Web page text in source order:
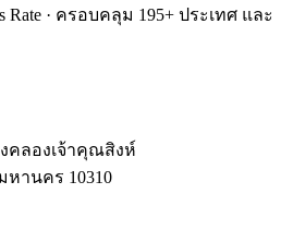
Rate · ครอบคลุม 195+ ประเทศ และ
คลองเจ้าคุณสิงห์
หานคร 10310